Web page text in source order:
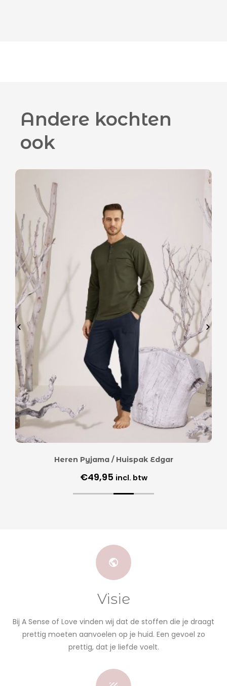
Andere kochten
ook
Heren Pyjama / Huispak Edgar
€49,95 incl. btw
Visie
Bij A Sense of Love vinden wij dat de stoffen die je draagt
prettig moeten aanvoelen op je huid. Een gevoel zo
prettig, dat je liefde voelt.